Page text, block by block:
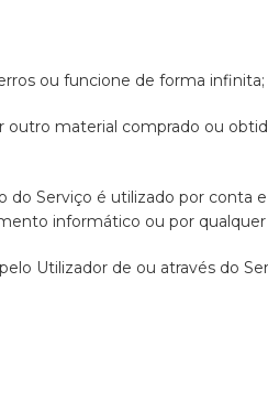
ou funcione de forma infinita;
material comprado ou
Serviço é utilizado por conta
informático ou por
Utilizador de ou através do